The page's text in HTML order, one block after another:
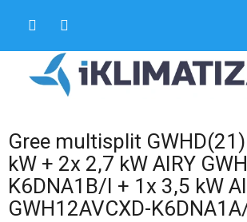
Gree multisplit
kW + 2x 2,7 kW AIRY
K6DNA1B/I + 1x 3,5 kW
GWH12AVCXD-